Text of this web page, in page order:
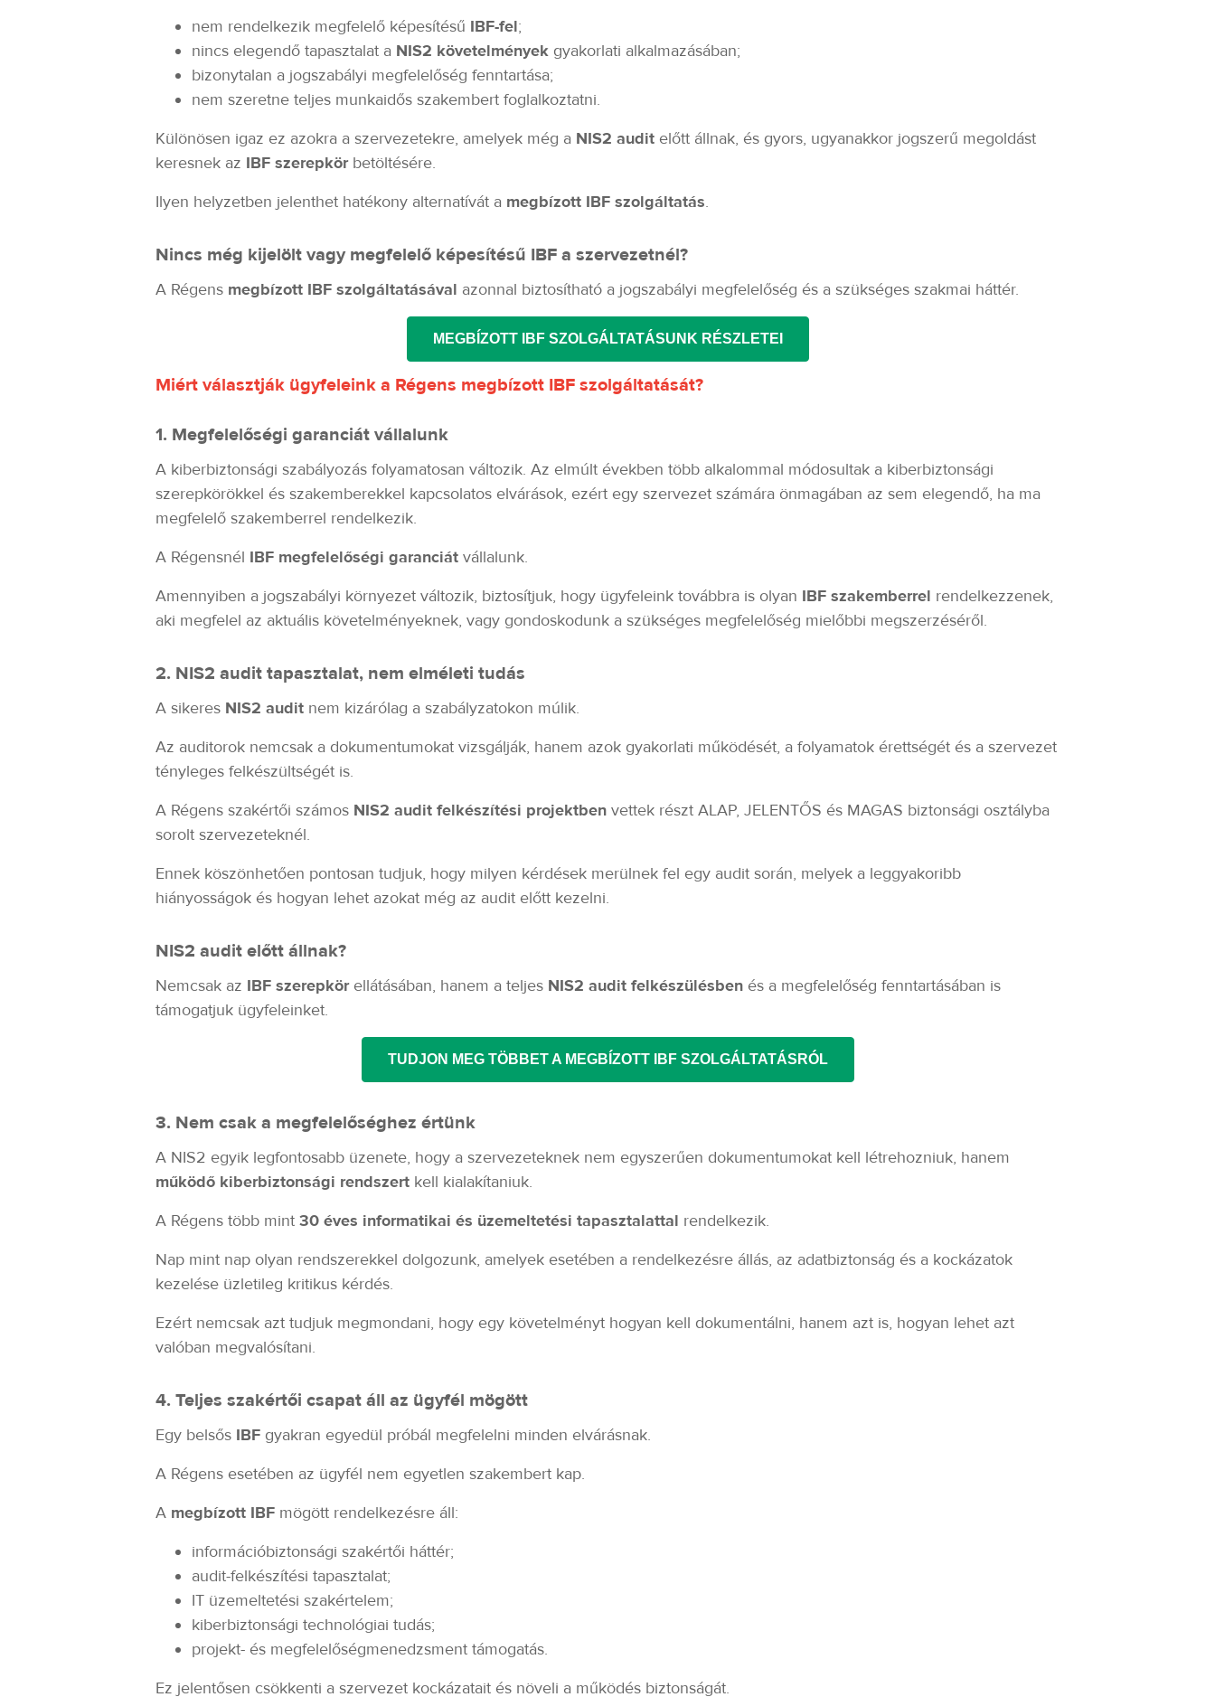
nem rendelkezik megfelelő képesítésű IBF-fel;
nincs elegendő tapasztalat a NIS2 követelmények gyakorlati alkalmazásában;
bizonytalan a jogszabályi megfelelőség fenntartása;
nem szeretne teljes munkaidős szakembert foglalkoztatni.
Különösen igaz ez azokra a szervezetekre, amelyek még a NIS2 audit előtt állnak, és gyors, ugyanakkor jogszerű megoldást
keresnek az IBF szerepkörbetöltésére.
Ilyen helyzetben jelenthet hatékony alternatívát a megbízott IBF szolgáltatás.
Nincs még kijelölt vagy megfelelő képesítésű IBF a szervezetnél?
A Régens megbízott IBF szolgáltatásával azonnal biztosítható a jogszabályi megfelelőség és a szükséges szakmai háttér.
MEGBÍZOTT IBF SZOLGÁLTATÁSUNK RÉSZLETEI
Miért választják ügyfeleink a Régens megbízott IBF szolgáltatását?
1. Megfelelőségi garanciát vállalunk
A kiberbiztonsági szabályozás folyamatosan változik. Az elmúlt években több alkalommal módosultak a kiberbiztonsági
szerepkörökkel és szakemberekkel kapcsolatos elvárások, ezért egy szervezet számára önmagában az sem elegendő, ha ma
megfelelő szakemberrel rendelkezik.
A Régensnél IBF megfelelőségi garanciát vállalunk.
Amennyiben a jogszabályi környezet változik, biztosítjuk, hogy ügyfeleink továbbra is olyan IBF szakemberrel rendelkezzenek,
aki megfelel az aktuális követelményeknek, vagy gondoskodunk a szükséges megfelelőség mielőbbi megszerzéséről.
2. NIS2 audit tapasztalat, nem elméleti tudás
A sikeres NIS2 audit nem kizárólag a szabályzatokon múlik.
Az auditorok nemcsak a dokumentumokat vizsgálják, hanem azok gyakorlati működését, a folyamatok érettségét és a szervezet
tényleges felkészültségét is.
A Régens szakértői számos NIS2 audit felkészítési projektben vettek részt ALAP, JELENTŐS és MAGAS biztonsági osztályba
sorolt szervezeteknél.
Ennek köszönhetően pontosan tudjuk, hogy milyen kérdések merülnek fel egy audit során, melyek a leggyakoribb
hiányosságok és hogyan lehet azokat még az audit előtt kezelni.
NIS2 audit előtt állnak?
Nemcsak az IBF szerepkörellátásában, hanem a teljes NIS2 audit felkészülésben és a megfelelőség fenntartásában is
támogatjuk ügyfeleinket.
TUDJON MEG TÖBBET A MEGBÍZOTT IBF SZOLGÁLTATÁSRÓL
3. Nem csak a megfelelőséghez értünk
A NIS2 egyik legfontosabb üzenete, hogy a szervezeteknek nem egyszerűen dokumentumokat kell létrehozniuk, hanem
működő kiberbiztonsági rendszert kell kialakítaniuk.
A Régens több mint 30 éves informatikai és üzemeltetési tapasztalattal rendelkezik.
Nap mint nap olyan rendszerekkel dolgozunk, amelyek esetében a rendelkezésre állás, az adatbiztonság és a kockázatok
kezelése üzletileg kritikus kérdés.
Ezért nemcsak azt tudjuk megmondani, hogy egy követelményt hogyan kell dokumentálni, hanem azt is, hogyan lehet azt
valóban megvalósítani.
4. Teljes szakértői csapat áll az ügyfél mögött
Egy belsős IBF gyakran egyedül próbál megfelelni minden elvárásnak.
A Régens esetében az ügyfél nem egyetlen szakembert kap.
A megbízott IBF mögött rendelkezésre áll:
információbiztonsági szakértői háttér;
audit-felkészítési tapasztalat;
IT üzemeltetési szakértelem;
kiberbiztonsági technológiai tudás;
projekt- és megfelelőségmenedzsment támogatás.
Ez jelentősen csökkenti a szervezet kockázatait és növeli a működés biztonságát.